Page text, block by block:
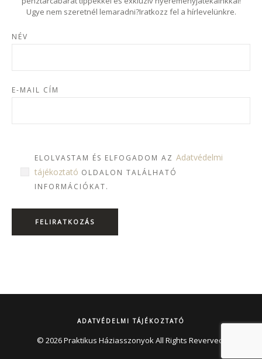
Ugye nem szeretnél lemaradni?Iratkozz fel a hírlevelünkre.
NÉV
E-MAIL CÍM
ELOLVASTAM ÉS ELFOGADOM AZ Adatvédelmi
tájékoztató OLDALON TALÁLHATÓ
INFORMÁCIÓKAT.
ADATVÉDELMI TÁJÉKOZTATÓ
© 2026 Praktikus Háziasszonyok All Rights Reverved.